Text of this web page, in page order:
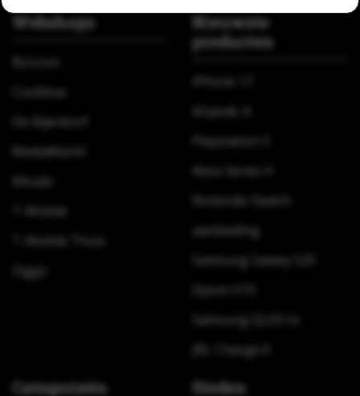
Webshops
Coolblue
De Bijenkorf
MediaMarkt
Rituals
Ziggo
Nieuwste
producten
iPhone 17
Playstation 5
Xbox Series X
Nintendo Switch
aanbieding
Samsung Galaxy S25
Samsung QLED tv
JBL Charge 6
Categorieën Steden